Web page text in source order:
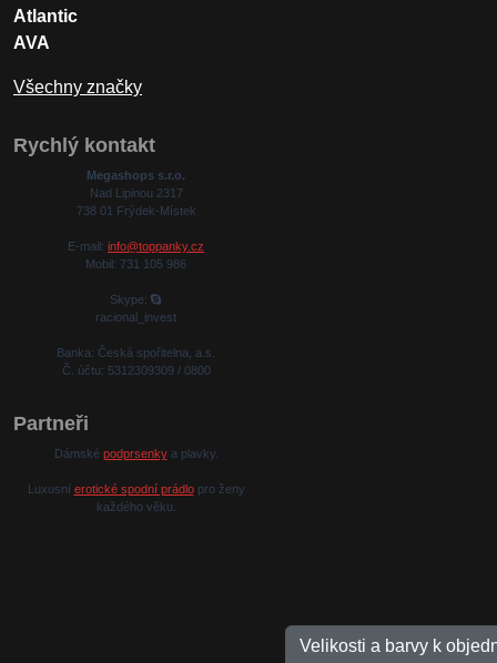
Velikosti a barvy k
Atlantic
AVA
Všechny značky
Rychlý kontakt
Megashops s.r.o.
Nad Lipinou 2317
738 01 Frýdek-Místek
E-mail: info@toppanky.cz
Mobil: 731 105 986
Skype:
racional_invest
Banka: Česká spořitelna, a.s.
Č. účtu: 5312309309 / 0800
Partneři
Dámské podprsenkya plavky.
Luxusní erotické spodní prádlopro ženy
každého věku.